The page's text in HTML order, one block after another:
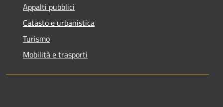
Appalti pubblici
Catasto e urbanistica
Turismo
Mobilità e trasporti